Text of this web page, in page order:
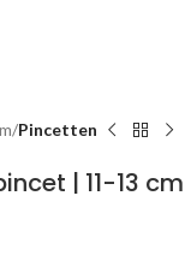
Pincetten
| 11-13 cm